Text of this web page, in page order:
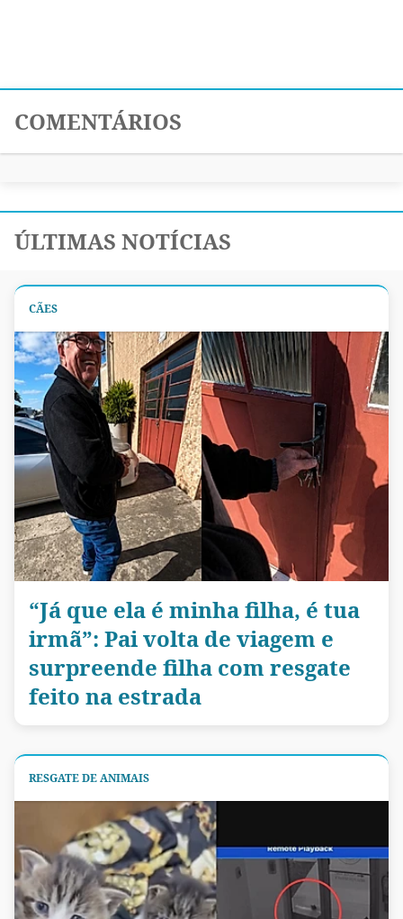
COMENTÁRIOS
ÚLTIMAS NOTÍCIAS
CÃES
“Já que ela é minha filha, é tua
irmã”: Pai volta de viagem e
surpreende filha com resgate
feito na estrada
RESGATE DE ANIMAIS